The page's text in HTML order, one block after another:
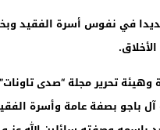
في نفوس أسرة الفقيد
.
وهيئة تحرير مجلة “صدى
آل باجو بصفة عامة وأسرة